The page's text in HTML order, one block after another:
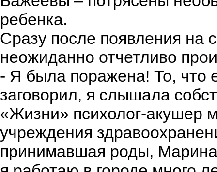
ребенка.
Сразу после появления на
неожиданно отчетливо
- Я была поражена! То, что
заговорил, я слышала
«Жизни» психолог-акушер
учреждения
принимавшая роды,